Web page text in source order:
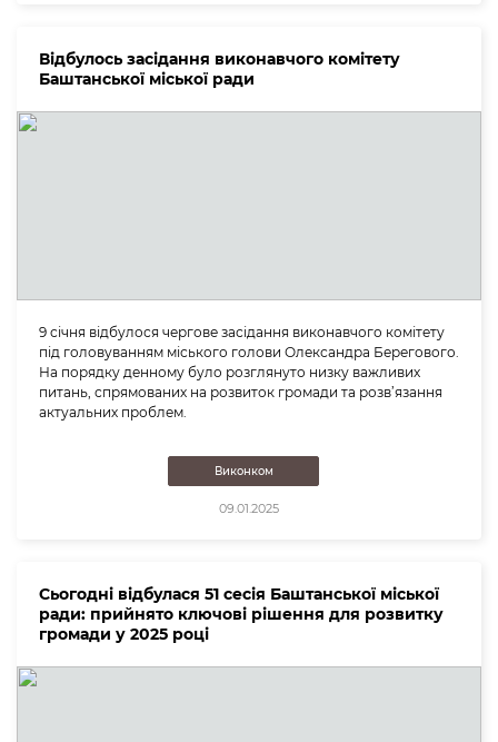
Відбулось засідання виконавчого комітету
Баштанської міської ради
9 січня відбулося чергове засідання виконавчого комітету
під головуванням міського голови Олександра Берегового.
На порядку денному було розглянуто низку важливих
питань, спрямованих на розвиток громади та розв’язання
актуальних проблем.
Виконком
09.01.2025
Сьогодні відбулася 51 сесія Баштанської міської
ради: прийнято ключові рішення для розвитку
громади у 2025 році